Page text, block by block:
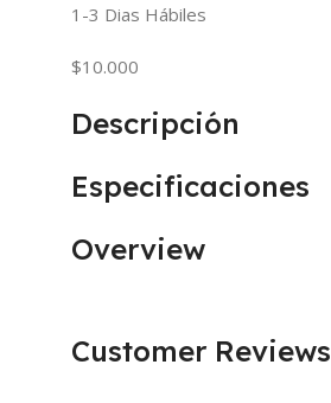
1-3 Dias Hábiles
$10.000
Descripción
Especificaciones
Overview
Customer Reviews